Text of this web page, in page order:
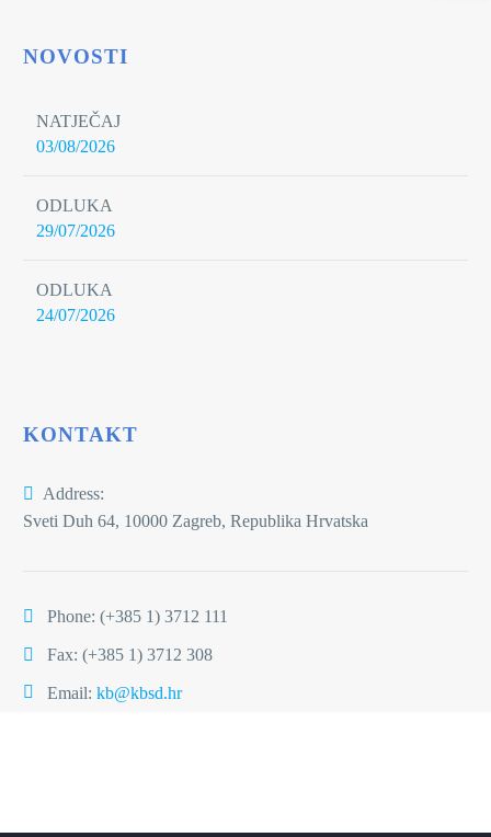
NOVOSTI
NATJEČAJ
03/08/2026
ODLUKA
29/07/2026
ODLUKA
24/07/2026
KONTAKT
Address:
Sveti Duh 64, 10000 Zagreb, Republika Hrvatska
Phone: (+385 1) 3712 111
Fax: (+385 1) 3712 308
Email: kb@kbsd.hr